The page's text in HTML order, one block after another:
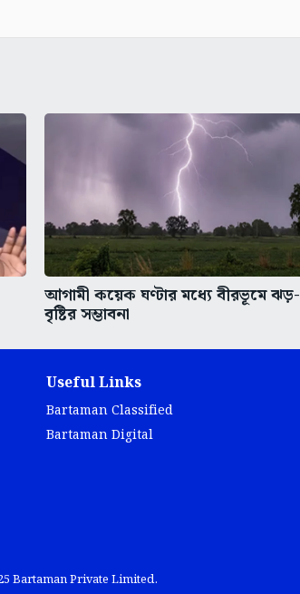
আগামী কয়েক ঘণ্টার মধ্যে বীরভূমে ঝড়-
বৃষ্টির সম্ভাবনা
Useful Links
Bartaman Classified
Bartaman Digital
Bartaman Private Limited.